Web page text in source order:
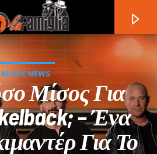
MUSIC NEWS
Μίσος Για
– Ένα
Για Το